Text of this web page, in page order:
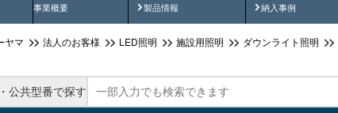
事業概要 製品情報
製品動画 納入事例
納入事例動画
ヤマ 法人のお客様 LED照明 施設用照明 ダウンライト照明
公共型番で探す